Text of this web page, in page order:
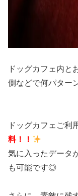
ドッグカフェ内と
側などで何パター
ドッグカフェご利
料！！
気に入ったデータ
も可能です◎